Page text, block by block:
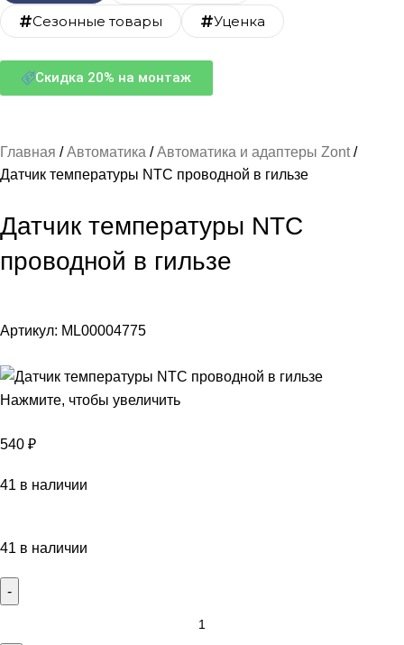
Сезонные товары
Уценка
Скидка 20% на монтаж
Главная Автоматика
Автоматика и адаптеры Zont
Датчик температуры NTC проводной в гильзе
Датчик температуры NTC
проводной в гильзе
Артикул: ML00004775
Нажмите, чтобы увеличить
540 ₽
41 в наличии
41 в наличии